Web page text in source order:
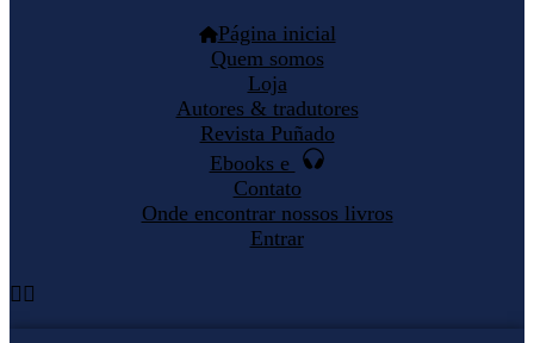
Página inicial
Quem somos
Loja
Autores & tradutores
Revista Puñado
Ebooks e
Contato
Onde encontrar nossos livros
Entrar